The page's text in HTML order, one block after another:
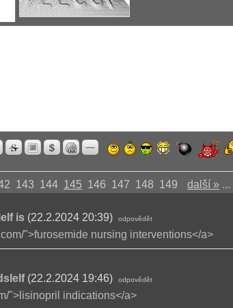
143 144 145 146 147 148 149 další » ...
is (22.2.2024 20:39) odpovědět
">furosemide nursing interventions</a>
(22.2.2024 19:46) odpovědět
">lisinopril indications</a>